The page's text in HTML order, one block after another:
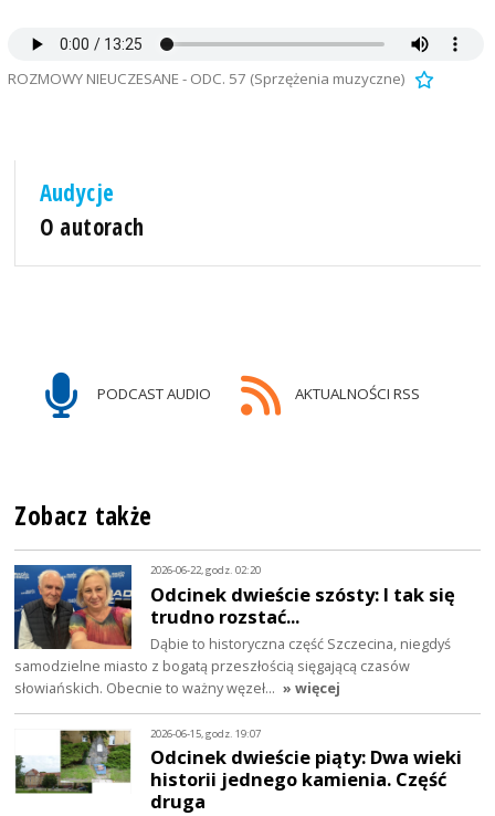
ROZMOWY NIEUCZESANE - ODC. 57 (Sprzężenia muzyczne)
Audycje
O autorach
PODCAST AUDIO AKTUALNOŚCI RSS
Zobacz także
2026-06-22, godz. 02:20
Odcinek dwieście szósty: I tak się
trudno rozstać...
Dąbie to historyczna część Szczecina, niegdyś
samodzielne miasto z bogatą przeszłością sięgającą czasów
słowiańskich. Obecnie to ważny węzeł… » więcej
2026-06-15, godz. 19:07
Odcinek dwieście piąty: Dwa wieki
historii jednego kamienia. Część
druga